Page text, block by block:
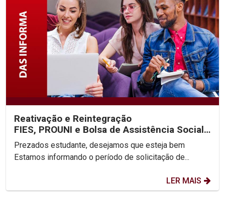
Reativação e Reintegração
FIES, PROUNI e Bolsa de Assistência Social
2025.2
Prezados estudante, desejamos que esteja bem
Estamos informando o período de solicitação de...
LER MAIS